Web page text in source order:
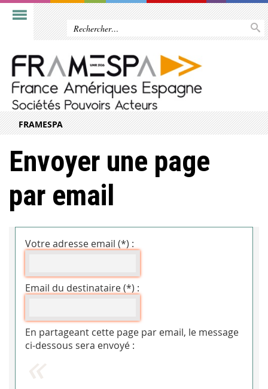
FRAMESPA
Envoyer une page
par email
Votre adresse email (*) :
Email du destinataire (*) :
En partageant cette page par email, le message
ci-dessous sera envoyé :